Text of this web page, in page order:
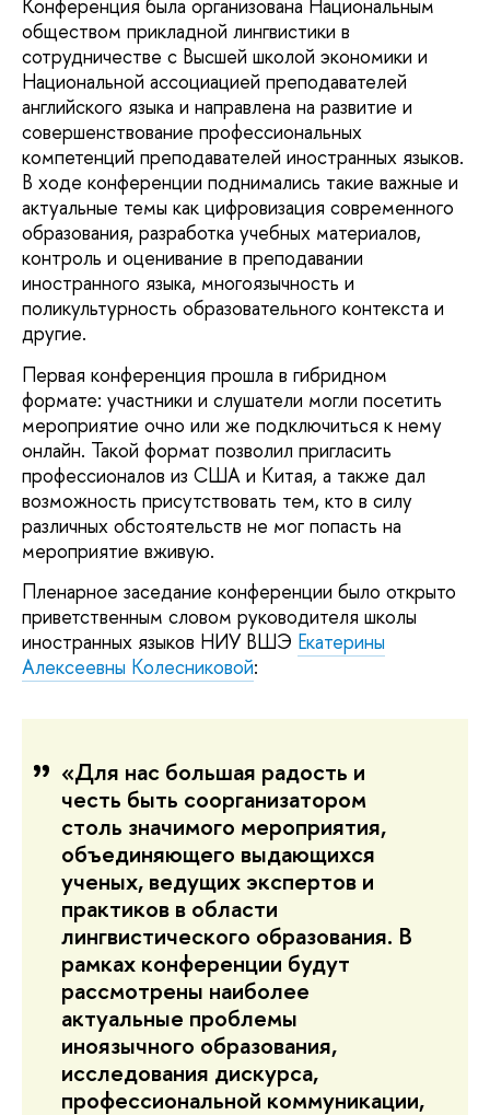
Конференция была организована Национальным
обществом прикладной лингвистики в
сотрудничестве с Высшей школой экономики и
Национальной ассоциацией преподавателей
английского языка и направлена на развитие и
совершенствование профессиональных
компетенций преподавателей иностранных языков.
В ходе конференции поднимались такие важные и
актуальные темы как цифровизация современного
образования, разработка учебных материалов,
контроль и оценивание в преподавании
иностранного языка, многоязычность и
поликультурность образовательного контекста и
другие.
Первая конференция прошла в гибридном
формате: участники и слушатели могли посетить
мероприятие очно или же подключиться к нему
онлайн. Такой формат позволил пригласить
профессионалов из США и Китая, а также дал
возможность присутствовать тем, кто в силу
различных обстоятельств не мог попасть на
мероприятие вживую.
Пленарное заседание конференции было открыто
приветственным словом руководителя школы
иностранных языков НИУ ВШЭ Екатерины
Алексеевны Колесниковой:
«Для нас большая радость и
честь быть соорганизатором
столь значимого мероприятия,
объединяющего выдающихся
ученых, ведущих экспертов и
практиков в области
лингвистического образования. В
рамках конференции будут
рассмотрены наиболее
актуальные проблемы
иноязычного образования,
исследования дискурса,
профессиональной коммуникации,